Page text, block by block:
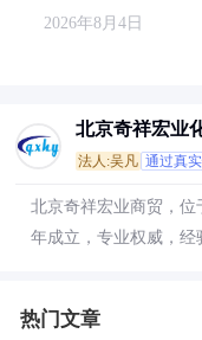
2026年8月4日
北京奇祥宏业
法人:吴凡 通过真
北京奇祥宏业商贸，位
年成立，专业权威，经
热门文章